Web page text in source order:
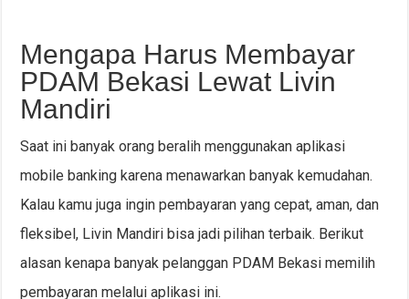
Mengapa Harus Membayar
PDAM Bekasi Lewat Livin
Mandiri
Saat ini banyak orang beralih menggunakan aplikasi
mobile banking karena menawarkan banyak kemudahan.
Kalau kamu juga ingin pembayaran yang cepat, aman, dan
fleksibel, Livin Mandiri bisa jadi pilihan terbaik. Berikut
alasan kenapa banyak pelanggan PDAM Bekasi memilih
pembayaran melalui aplikasi ini.